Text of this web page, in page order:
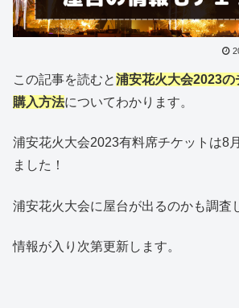
この記事を読むと浦安花火大会2023
購入方法についてわかります。
浦安花火大会2023有料席チケットは8
ました！
浦安花火大会に屋台が出るのかも調査
情報が入り次第更新します。